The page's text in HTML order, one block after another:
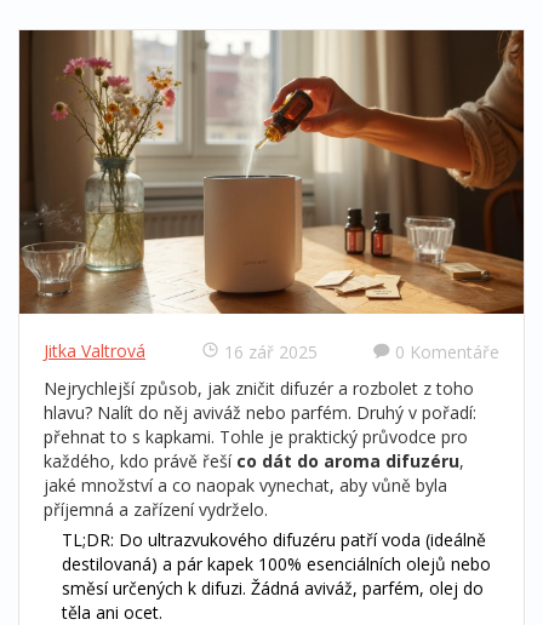
Jitka Valtrová 16 zář 2025
0 Komentáře
Nejrychlejší způsob, jak zničit difuzér a rozbolet z toho
hlavu? Nalít do něj aviváž nebo parfém. Druhý v pořadí:
přehnat to s kapkami. Tohle je praktický průvodce pro
každého, kdo právě řeší co dát do aroma difuzéru,
jaké množství a co naopak vynechat, aby vůně byla
příjemná a zařízení vydrželo.
TL;DR: Do ultrazvukového difuzéru patří voda (ideálně
destilovaná) a pár kapek 100% esenciálních olejů nebo
směsí určených k difuzi. Žádná aviváž, parfém, olej do
těla ani ocet.